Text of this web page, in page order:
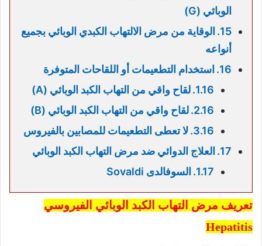
الوبائي (G)
الوقاية من مرض الالتهاب الكبدي الوبائي بجميع
أنواعه
استخدام التطعيمات أو اللقاحات المتوفرة
لقاح واقي من التهاب الكبد الوبائي (A)
لقاح واقي من التهاب الكبد الوبائي (B)
لا تعطى التطعيمات للمصابين بالفيروس
العلاج الدوائي ضد مرض التهاب الكبد الوبائي
السوفالدى Sovaldi
تعريف مرض التهاب الكبد الوبائي الفيروسي
Hepatitis